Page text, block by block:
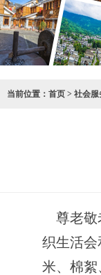
当前位置： 首页 > 社会服
尊老敬
织生活
米、棉